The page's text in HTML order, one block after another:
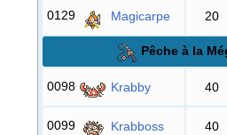
0129 Magicarpe 20
Pêche à la
0098 Krabby 40
0099 Krabboss 40